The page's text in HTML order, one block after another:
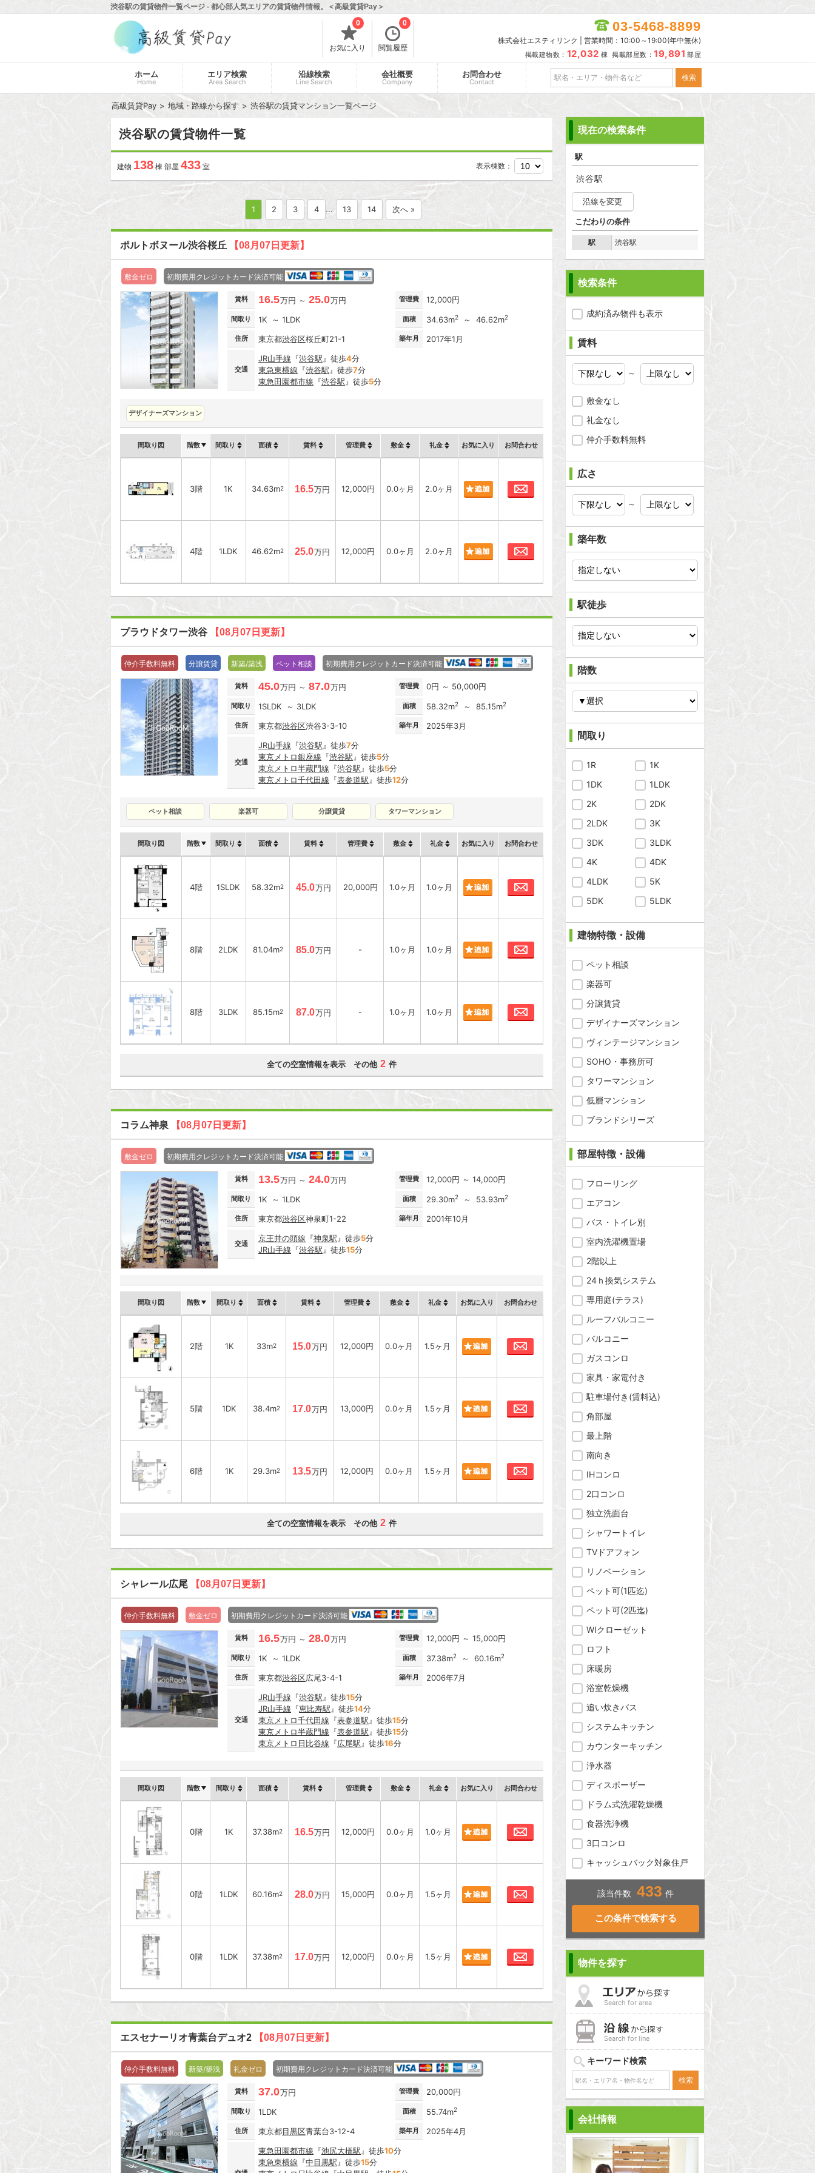
渋谷駅の賃貸物件一覧ページ - 都心部人気エリアの賃貸物件情報。＜高級賃貸Pay＞
お気に入り
0
閲覧履歴
0 03-5468-8899
株式会社エスティリンク | 営業時間：10:00～19:00(年中無休)
掲載建物数： 12,032 棟 掲載部屋数： 19,891 部屋
ホーム
Home
エリア検索
Area Search
沿線検索
Line Search
会社概要
Company
お問合わせ
Contact
高級賃貸Pay 地域・路線から探す 渋谷駅の賃貸マンション一覧ページ
渋谷駅の賃貸物件一覧
建物 138 棟 部屋 433 室 表示棟数：
1 2 3 4 ... 13 14 次へ »
ポルトボヌール渋谷桜丘 【08月07日更新】
敷金ゼロ 初期費用クレジットカード決済可能
賃料 16.5万円 ～ 25.0万円 管理費 12,000円
間取り 1K ～ 1LDK 面積 34.63m2 ～ 46.62m2
住所 東京都渋谷区桜丘町21-1 築年月 2017年1月
交通
JR山手線 『渋谷駅 』徒歩4分
東急東横線 『渋谷駅 』徒歩7分
東急田園都市線 『渋谷駅 』徒歩5分
デザイナーズマンション
間取り図 階数 間取り 面積 賃料 管理費 敷金 礼金 お気に入り お問合わせ
3階 1K 34.63m2 16.5万円 12,000円 0.0ヶ月 2.0ヶ月 お問合わせ
4階 1LDK 46.62m2 25.0万円 12,000円 0.0ヶ月 2.0ヶ月 お問合わせ
プラウドタワー渋谷 【08月07日更新】
仲介手数料無料 分譲賃貸 新築/築浅 ペット相談 初期費用クレジットカード決済可能
賃料 45.0万円 ～ 87.0万円 管理費 0円 ～ 50,000円
間取り 1SLDK ～ 3LDK 面積 58.32m2 ～ 85.15m2
住所 東京都渋谷区渋谷3-3-10 築年月 2025年3月
交通
JR山手線 『渋谷駅 』徒歩7分
東京メトロ銀座線 『渋谷駅 』徒歩5分
東京メトロ半蔵門線 『渋谷駅 』徒歩5分
東京メトロ千代田線 『表参道駅 』徒歩12分
ペット相談 楽器可 分譲賃貸 タワーマンション
間取り図 階数 間取り 面積 賃料 管理費 敷金 礼金 お気に入り お問合わせ
4階 1SLDK 58.32m2 45.0万円 20,000円 1.0ヶ月 1.0ヶ月 お問合わせ
8階 2LDK 81.04m2 85.0万円 - 1.0ヶ月 1.0ヶ月 お問合わせ
8階 3LDK 85.15m2 87.0万円 - 1.0ヶ月 1.0ヶ月 お問合わせ
全ての空室情報を表示 その他 2 件
コラム神泉 【08月07日更新】
敷金ゼロ 初期費用クレジットカード決済可能
賃料 13.5万円 ～ 24.0万円 管理費 12,000円 ～ 14,000円
間取り 1K ～ 1LDK 面積 29.30m2 ～ 53.93m2
住所 東京都渋谷区神泉町1-22 築年月 2001年10月
交通
京王井の頭線 『神泉駅 』徒歩5分
JR山手線 『渋谷駅 』徒歩15分
間取り図 階数 間取り 面積 賃料 管理費 敷金 礼金 お気に入り お問合わせ
2階 1K 33m2 15.0万円 12,000円 0.0ヶ月 1.5ヶ月 お問合わせ
5階 1DK 38.4m2 17.0万円 13,000円 0.0ヶ月 1.5ヶ月 お問合わせ
6階 1K 29.3m2 13.5万円 12,000円 0.0ヶ月 1.5ヶ月 お問合わせ
全ての空室情報を表示 その他 2 件
シャレール広尾 【08月07日更新】
仲介手数料無料 敷金ゼロ 初期費用クレジットカード決済可能
賃料 16.5万円 ～ 28.0万円 管理費 12,000円 ～ 15,000円
間取り 1K ～ 1LDK 面積 37.38m2 ～ 60.16m2
住所 東京都渋谷区広尾3-4-1 築年月 2006年7月
交通
JR山手線 『渋谷駅 』徒歩15分
JR山手線 『恵比寿駅 』徒歩14分
東京メトロ千代田線 『表参道駅 』徒歩15分
東京メトロ半蔵門線 『表参道駅 』徒歩15分
東京メトロ日比谷線 『広尾駅 』徒歩16分
間取り図 階数 間取り 面積 賃料 管理費 敷金 礼金 お気に入り お問合わせ
0階 1K 37.38m2 16.5万円 12,000円 0.0ヶ月 1.0ヶ月 お問合わせ
0階 1LDK 60.16m2 28.0万円 15,000円 0.0ヶ月 1.5ヶ月 お問合わせ
0階 1LDK 37.38m2 17.0万円 12,000円 0.0ヶ月 1.5ヶ月 お問合わせ
エスセナーリオ青葉台デュオ2 【08月07日更新】
仲介手数料無料 新築/築浅 礼金ゼロ 初期費用クレジットカード決済可能
賃料 37.0万円 管理費 20,000円
間取り 1LDK 面積 55.74m2
住所 東京都目黒区青葉台3-12-4 築年月 2025年4月
東急田園都市線 『池尻大橋駅 』徒歩10分
東急東横線 『中目黒駅 』徒歩15分
現在の検索条件
駅
渋谷駅
沿線を変更
こだわりの条件
駅 渋谷駅
検索条件
成約済み物件も表示
賃料
～
敷金なし
礼金なし
仲介手数料無料
広さ
～
築年数
駅徒歩
階数
間取り
1R
1K
1DK
1LDK
2K
2DK
2LDK
3K
3DK
3LDK
4K
4DK
4LDK
5K
5DK
5LDK
建物特徴・設備
ペット相談
楽器可
分譲賃貸
デザイナーズマンション
ヴィンテージマンション
SOHO・事務所可
タワーマンション
低層マンション
ブランドシリーズ
部屋特徴・設備
フローリング
エアコン
バス・トイレ別
室内洗濯機置場
2階以上
24ｈ換気システム
専用庭(テラス)
ルーフバルコニー
バルコニー
ガスコンロ
家具・家電付き
駐車場付き(賃料込)
角部屋
最上階
南向き
IHコンロ
2口コンロ
独立洗面台
シャワートイレ
TVドアフォン
リノベーション
ペット可(1匹迄)
ペット可(2匹迄)
WIクローゼット
ロフト
床暖房
浴室乾燥機
追い炊きバス
システムキッチン
カウンターキッチン
浄水器
ディスポーザー
ドラム式洗濯乾燥機
食器洗浄機
3口コンロ
キャッシュバック対象住戸
該当件数 433 件
物件を探す
Search for area
Search for line
キーワード検索
会社情報